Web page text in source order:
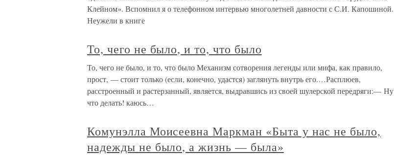
Клейном». Вспомнил я о телефонном интервью многолетней давности с С.И. Капошиной.
Неужели в книге
То, чего не было, и то, что было
То, чего не было, и то, что было Механизм сотворения легенды или мифа, как правило,
прост, — стоит только (если, конечно, удастся) заглянуть внутрь его.…Расплюев,
расстроенный и растерзанный, является, выдравшись из своей шулерской передряги:— Ну
что делать! каюсь…
Комунэлла Моисеевна Маркман «Быта у нас не было,
надежды не было, а жизнь — была»